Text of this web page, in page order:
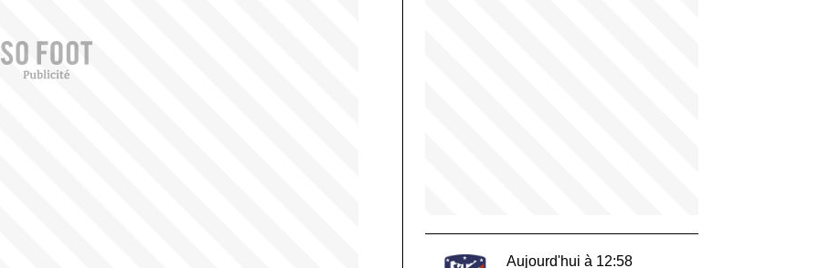
Aujourd'hui à 12:58